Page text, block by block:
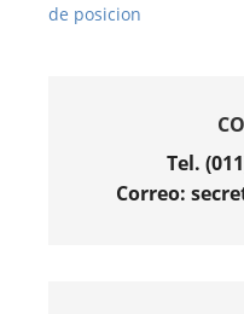
de posicion
Tel.
Correo: